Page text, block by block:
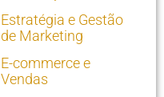
Estratégia e Gestão
de Marketing
E-commerce e
Vendas